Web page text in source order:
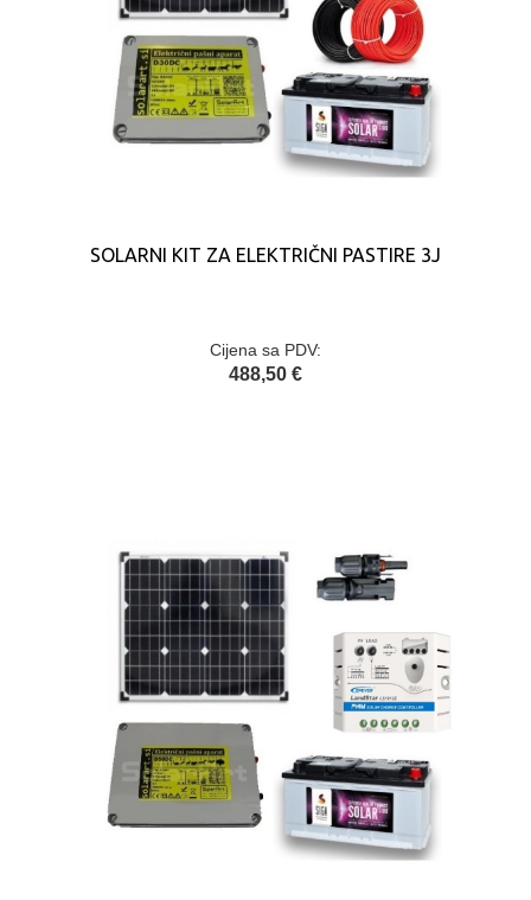
SOLARNI KIT ZA ELEKTRIČNI PASTIRE 3J
Cijena sa PDV:
488,50 €